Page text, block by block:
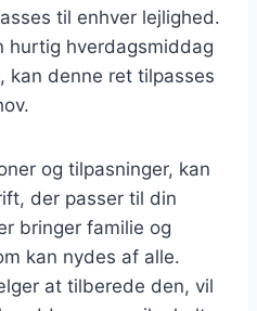
til enhver lejlighed.
hurtig hverdagsmiddag
kan denne ret tilpasses
og tilpasninger, kan
der passer til din
bringer familie og
kan nydes af alle.
at tilberede den, vil